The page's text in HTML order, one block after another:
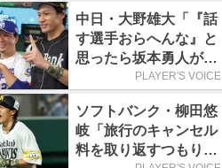
中日・大野雄大「『話
す選手おらへんな』と
思ったら坂本勇人が来
た！」／オールスター
PLAYER'S VOICE
ソフトバンク・柳田悠
岐「旅行のキャンセル
料を取り返すつもりで